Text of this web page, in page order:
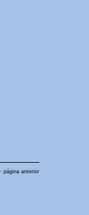
página anterior